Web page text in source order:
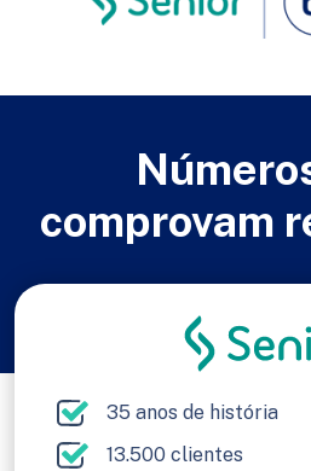
comprovam
35 anos de história
13.500 clientes